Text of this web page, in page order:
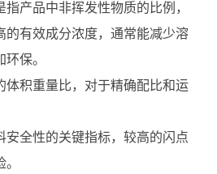
指产品中非挥发性物质的比例，
的有效成分浓度，通常能减少溶
保。
体积重量比，对于精确配比和运
安全性的关键指标，较高的闪点